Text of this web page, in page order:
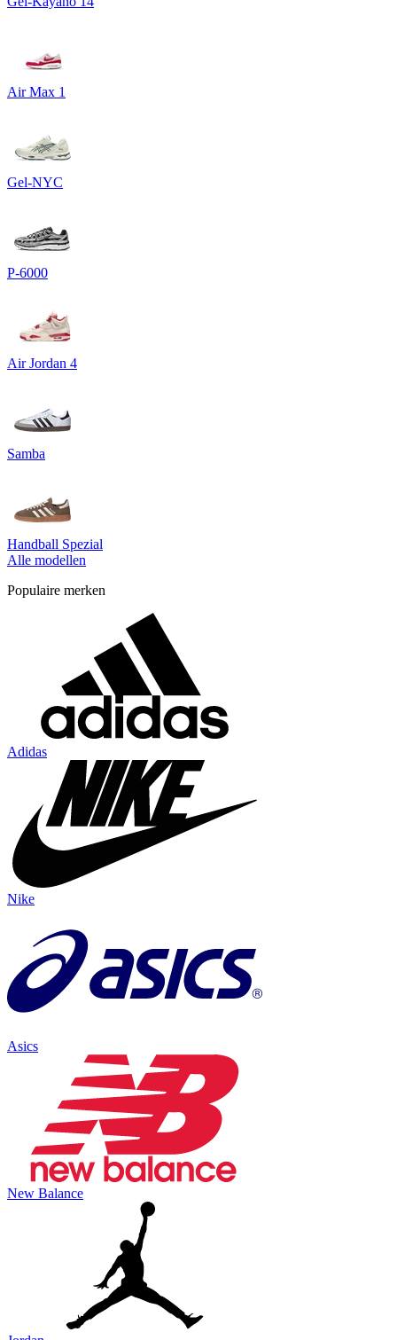
Air Max 1
Gel-NYC
P-6000
Air Jordan 4
Samba
Handball Spezial
Alle modellen
Populaire merken
Adidas
Nike
Asics
New Balance